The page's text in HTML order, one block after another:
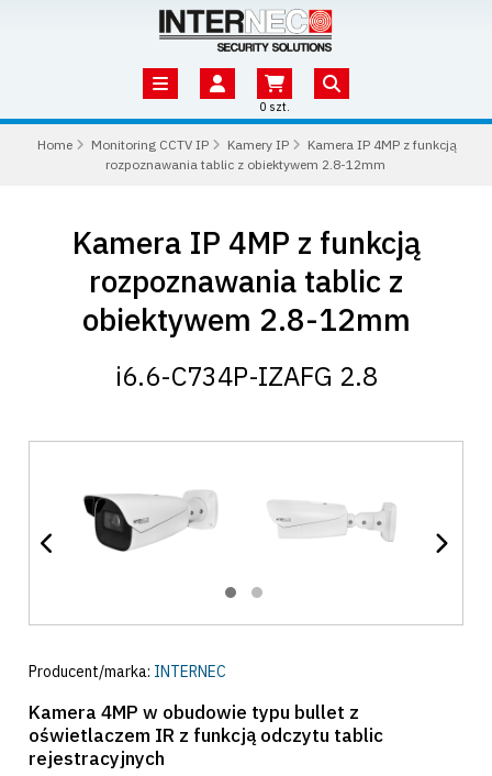
0 szt.
Home Monitoring CCTV IP Kamery IP
Kamera IP 4MP z funkcją
rozpoznawania tablic z obiektywem 2.8-12mm
Kamera IP 4MP z funkcją
rozpoznawania tablic z
obiektywem 2.8-12mm
i6.6-C734P-IZAFG 2.8
Producent/marka: INTERNEC
Kamera 4MP w obudowie typu bullet z
oświetlaczem IR z funkcją odczytu tablic
rejestracyjnych